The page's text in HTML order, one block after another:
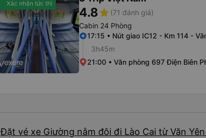
Xác nhận tức thì
4.8star (71 đánh giá)
Cabin 24 Phòng
17:15 • Nút giao IC12 - Km 114 -
3h45m
21:00 • Văn phòng 697 Điện Biên
Đặt vé xe Giường nằm đôi đi Lào Cai từ Văn